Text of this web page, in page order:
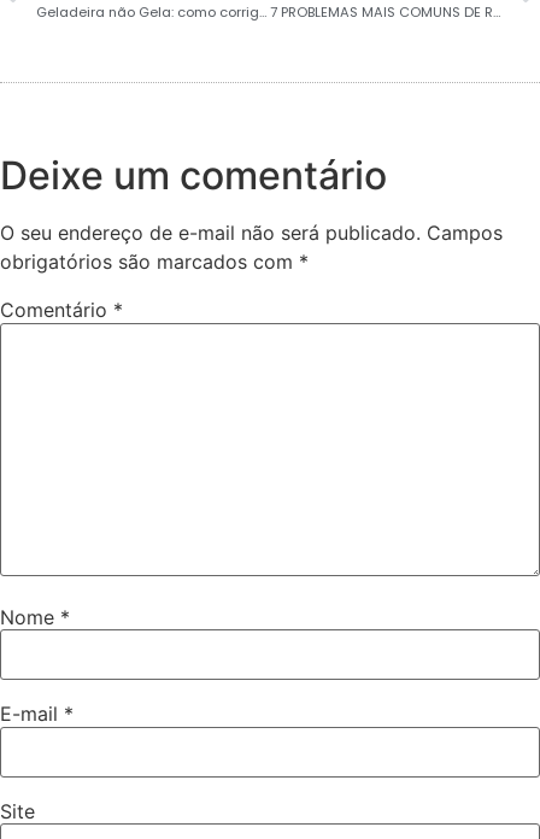
Geladeira não Gela: como corrigir problemas de geladeira 7 PROBLEMAS MAIS COMUNS DE REPARO DE GELADEIRA
Deixe um comentário
O seu endereço de e-mail não será publicado. Campos
obrigatórios são marcados com *
Comentário *
Nome *
E-mail *
Site